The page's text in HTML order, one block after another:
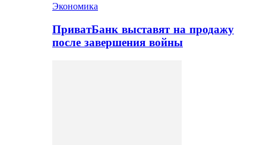
Экономика
ПриватБанк выставят на продажу
после завершения войны